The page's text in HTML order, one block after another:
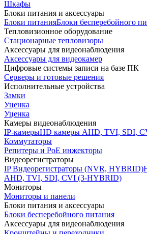
Шкафы
Блоки питания и аксессуары
Блоки питанияБлоки бесперебойного
Тепловизионное оборудование
Стационарные тепловизоры
Аксессуары для видеонаблюдения
Аксессуары для видеокамер
Цифровые системы записи на базе ПК
Серверы и готовые решения
Исполнительные устройства
Замки
Уценка
Уценка
Камеры видеонаблюдения
IP-камерыHD камеры AHD, TVI, SDI,
Коммутаторы
Репитеры и PoE инжекторы
Видеорегистраторы
IP Видеорегистраторы (NVR, HYBRID)
AHD, TVI, SDI, CVI (3-HYBRID)
Мониторы
Мониторы и панели
Блоки питания и аксессуары
Блоки бесперебойного питания
Аксессуары для видеонаблюдения